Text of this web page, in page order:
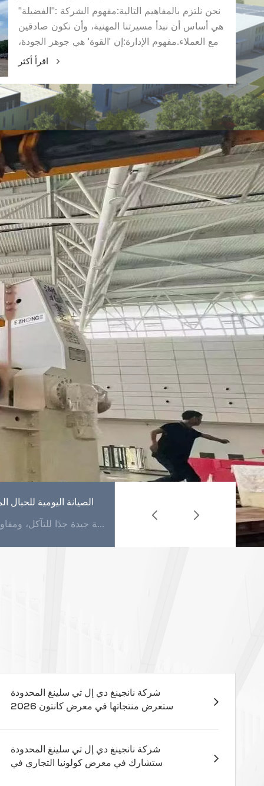
نحن نلتزم بالمفاهيم التالية:مفهوم الشركة :"الفضيلة"
هي أساس أن نبدأ مسيرتنا المهنية، وأن نكون صادقين
مع العملاء.مفهوم الإدارة:إن 'القوة' هي جوهر الجودة،
وتكون أكثر احترافًا وأكثر دقة.المفهوم المبتكر:'الميزة'
عالية الجودة تخدم العملاء والابتكار المستمر والتنمية
المستدامة".سياسة الجودة لدينا. سيكون لدينا سعي
أعلى من نقطة بداية أعلى، لنصبح العلامة
التجاريةالمؤسسة في هذه الصناعة حبال.
الصيانة اليومية للحبال
الصيانة اليومية للقاذفة المسطحة بسيطة للغاية. باستثناء استخدام المنظفات في بعض الأحيان للتنظيف في الماء، فهي لا تتطلب أي صيانة. تتمتع القاذفة بمقاومة جيدة للتآكل، ومقاومة جيدة جدًا للتآكل، ومقاومة عال... تعتبر حبال الرفع المنسوجة أداة حاسمة في التعامل مع المواد، مما يسمح برفع الأشياء الثقيلة بكفاءة وأمان. ومع ذلك، فمن الضروري استخدام هذه المعدات بشكل صحيح لمنع وقوع الحوادث وضمان سلامة كل من المشغلين و...
شركة نانجينغ دي إل تي سلينغ المحدودة
ستعرض منتجاتها في معرض كانتون 2026
شركة نانجينغ دي إل تي سلينغ المحدودة
ستشارك في معرض كولونيا التجاري في